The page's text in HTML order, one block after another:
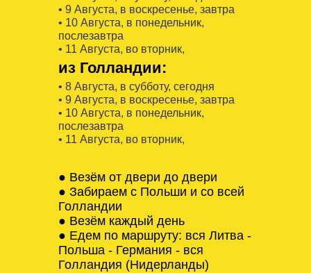
• 9 Августa, в воскресенье, завтра
• 10 Августa, в понедельник,
послезавтра
• 11 Августa, во вторник,
из Голландии:
• 8 Августa, в субботу, сегодня
• 9 Августa, в воскресенье, завтра
• 10 Августa, в понедельник,
послезавтра
• 11 Августa, во вторник,
● Везём от двери до двери
● Забираем с Польши и со всей
Голландии
● Везём каждый день
● Едем по маршруту: вся Литва -
Польша - Германия - вся
Голландия (Нидерланды)